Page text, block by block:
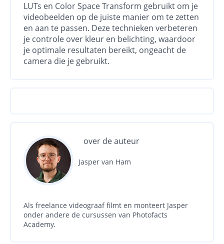
LUTs en Color Space Transform gebruikt om je
videobeelden op de juiste manier om te zetten
en aan te passen. Deze technieken verbeteren
je controle over kleur en belichting, waardoor
je optimale resultaten bereikt, ongeacht de
camera die je gebruikt.
over de auteur
Jasper van Ham
Als freelance videograaf filmt en monteert Jasper
onder andere de cursussen van Photofacts
Academy.